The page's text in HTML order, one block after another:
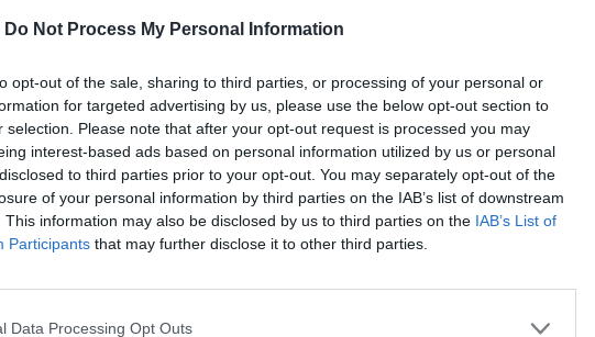
Do Not Process My Personal Information
opt-out of the sale, sharing to third parties, or processing of your personal or
for targeted advertising by us, please use the below opt-out section to
selection. Please note that after your opt-out request is processed you may
interest-based ads based on personal information utilized by us or personal
to third parties prior to your opt-out. You may separately opt-out of the
of your personal information by third parties on the IAB’s list of downstream
This information may also be disclosed by us to third parties on the IAB’s List of
Participants that may further disclose it to other third parties.
Data Processing Opt Outs